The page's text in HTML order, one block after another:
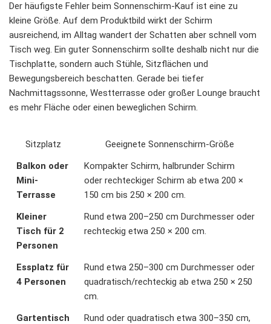
Der häufigste Fehler beim Sonnenschirm-Kauf ist eine zu
kleine Größe. Auf dem Produktbild wirkt der Schirm
ausreichend, im Alltag wandert der Schatten aber schnell vom
Tisch weg. Ein guter Sonnenschirm sollte deshalb nicht nur die
Tischplatte, sondern auch Stühle, Sitzflächen und
Bewegungsbereich beschatten. Gerade bei tiefer
Nachmittagssonne, Westterrasse oder großer Lounge braucht
es mehr Fläche oder einen beweglichen Schirm.
Sitzplatz
Geeignete Sonnenschirm-Größe
Balkon oder
Mini-
Terrasse
Kompakter Schirm, halbrunder Schirm
oder rechteckiger Schirm ab etwa 200 ×
150 cm bis 250 × 200 cm.
Kleiner
Tisch für 2
Personen
Rund etwa 200–250 cm Durchmesser oder
rechteckig etwa 250 × 200 cm.
Essplatz für
4 Personen
Rund etwa 250–300 cm Durchmesser oder
quadratisch/rechteckig ab etwa 250 × 250
cm.
Gartentisch
Rund oder quadratisch etwa 300–350 cm,